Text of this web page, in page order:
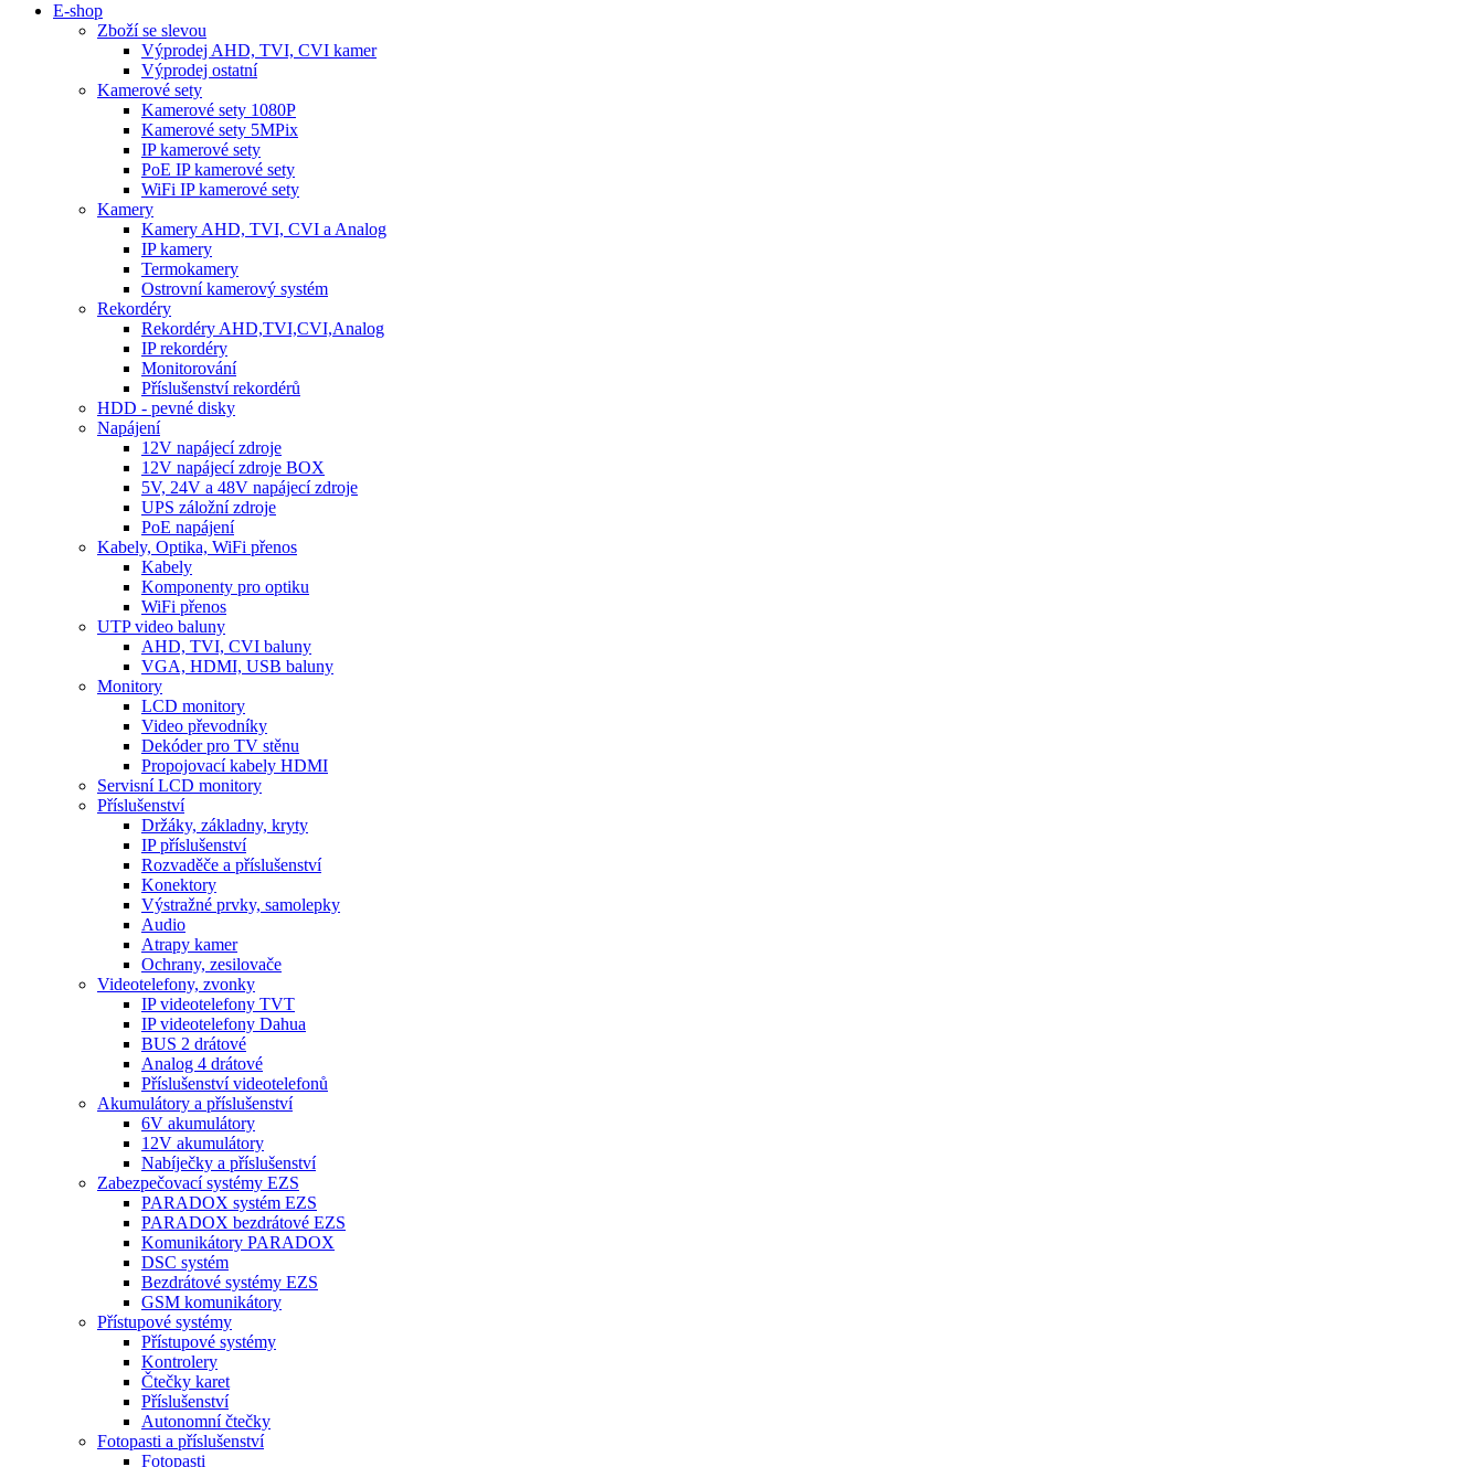
E-shop
Zboží se slevou
Výprodej AHD, TVI, CVI kamer
Výprodej ostatní
Kamerové sety
Kamerové sety 1080P
Kamerové sety 5MPix
IP kamerové sety
PoE IP kamerové sety
WiFi IP kamerové sety
Kamery
Kamery AHD, TVI, CVI a Analog
IP kamery
Termokamery
Ostrovní kamerový systém
Rekordéry
Rekordéry AHD,TVI,CVI,Analog
IP rekordéry
Monitorování
Příslušenství rekordérů
HDD - pevné disky
Napájení
12V napájecí zdroje
12V napájecí zdroje BOX
5V, 24V a 48V napájecí zdroje
UPS záložní zdroje
PoE napájení
Kabely, Optika, WiFi přenos
Kabely
Komponenty pro optiku
WiFi přenos
UTP video baluny
AHD, TVI, CVI baluny
VGA, HDMI, USB baluny
Monitory
LCD monitory
Video převodníky
Dekóder pro TV stěnu
Propojovací kabely HDMI
Servisní LCD monitory
Příslušenství
Držáky, základny, kryty
IP příslušenství
Rozvaděče a příslušenství
Konektory
Výstražné prvky, samolepky
Audio
Atrapy kamer
Ochrany, zesilovače
Videotelefony, zvonky
IP videotelefony TVT
IP videotelefony Dahua
BUS 2 drátové
Analog 4 drátové
Příslušenství videotelefonů
Akumulátory a příslušenství
6V akumulátory
12V akumulátory
Nabíječky a příslušenství
Zabezpečovací systémy EZS
PARADOX systém EZS
PARADOX bezdrátové EZS
Komunikátory PARADOX
DSC systém
Bezdrátové systémy EZS
GSM komunikátory
Přístupové systémy
Přístupové systémy
Kontrolery
Čtečky karet
Příslušenství
Autonomní čtečky
Fotopasti a příslušenství
Fotopasti